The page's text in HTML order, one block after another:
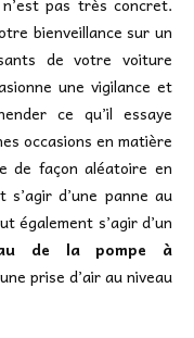
bienveillance sur un
de votre voiture
une vigilance et
ce qu’il essaye
occasions en matière
de façon aléatoire en
d’une panne au
également s’agir d’un
de la pompe à
prise d’air au niveau